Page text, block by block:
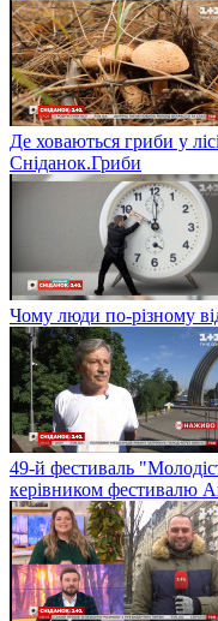
Де ховаються гриби у
Сніданок.Гриби
Чому люди по-різному
49-й фестиваль
керівником фестивалю